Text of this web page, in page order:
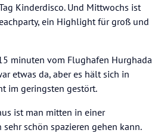
Kinderdisco. Und Mittwochs ist
ein Highlight für groß und
minuten vom Flughafen Hurghada
etwas da, aber es hält sich in
im geringsten gestört.
ist man mitten in einer
schön spazieren gehen kann.